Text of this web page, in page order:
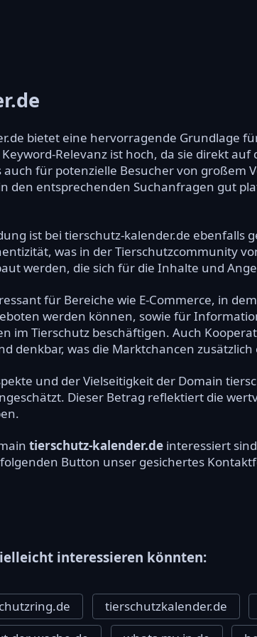
bietet eine hervorragende Grundlage
Relevanz ist hoch, da sie direkt
für potenzielle Besucher von großem
den entsprechenden Suchanfragen gut
ist bei tierschutz-kalender.de ebenfalls
was in der Tierschutzcommunity
werden, die sich für die Inhalte und
für Bereiche wie E-Commerce, in
werden können, sowie für
im Tierschutz beschäftigen. Auch
denkbar, was die Marktchancen
und der Vielseitigkeit der Domain
Dieser Betrag reflektiert die
tierschutz-kalender.de interessiert
Button unser gesichertes
interessieren könnten:
tierschutzkalender.de